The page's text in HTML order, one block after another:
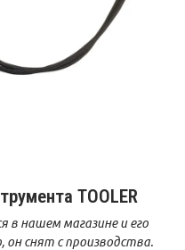
TOOLER
нашем магазине и его
он снят с производства.